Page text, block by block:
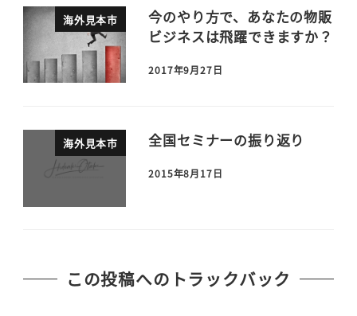
海外見本市
今のやり方で、あなたの物販
ビジネスは飛躍できますか？
2017年9月27日
海外見本市 全国セミナーの振り返り
2015年8月17日
この投稿へのトラックバック